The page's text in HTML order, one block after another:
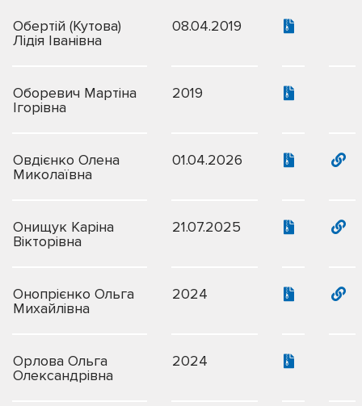
Обертій (Кутова)
Лідія Іванівна
08.04.2019
Оборевич Мартіна
Ігорівна
2019
Овдієнко Олена
Миколаївна
01.04.2026
Онищук Каріна
Вікторівна
21.07.2025
Онопрієнко Ольга
Михайлівна
2024
Орлова Ольга
Олександрівна
2024